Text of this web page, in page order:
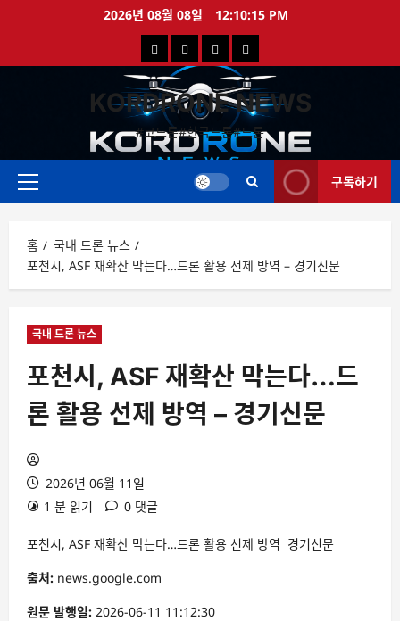
로
2026년 08월 08일 12:10:15 PM
국
내
드
론
뉴
해
외
드
론
뉴
드
영
상
드
론
특
가
KORDRONE NEWS
#코드론#한국드론#드론
주
구독하기
홈
국내 드론 뉴스
포천시, ASF 재확산 막는다…드론 활용 선제 방역 – 경기신문
국내 드론 뉴스
포천시, ASF 재확산 막는다…드
론 활용 선제 방역 – 경기신문
2026년 06월 11일
1 분 읽기
0 댓글
포천시, ASF 재확산 막는다…드론 활용 선제 방역 경기신문
출처: news.google.com
원문 발행일: 2026-06-11 11:12:30